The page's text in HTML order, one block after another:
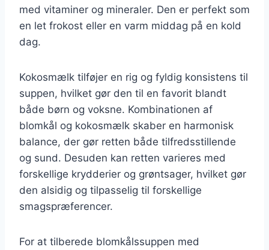
med vitaminer og mineraler. Den er perfekt som
en let frokost eller en varm middag på en kold
dag.
Kokosmælk tilføjer en rig og fyldig konsistens til
suppen, hvilket gør den til en favorit blandt
både børn og voksne. Kombinationen af
blomkål og kokosmælk skaber en harmonisk
balance, der gør retten både tilfredsstillende
og sund. Desuden kan retten varieres med
forskellige krydderier og grøntsager, hvilket gør
den alsidig og tilpasselig til forskellige
smagspræferencer.
For at tilberede blomkålssuppen med